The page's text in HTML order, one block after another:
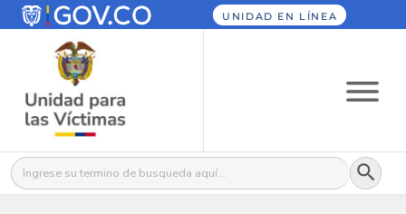
UNIDAD EN LÍNEA
Buscar: Botón